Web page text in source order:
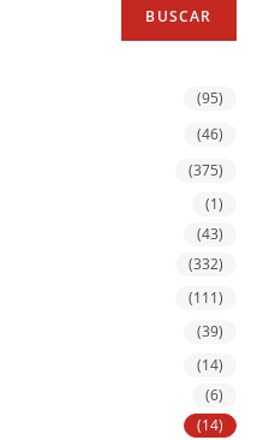
BUSCAR
(95)
(46)
(375)
(1)
(43)
(332)
(111)
(39)
(14)
(6)
(14)